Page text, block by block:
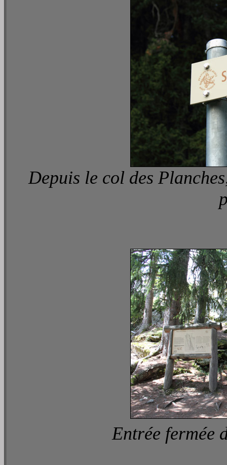
Depuis le col des
Entrée fermée